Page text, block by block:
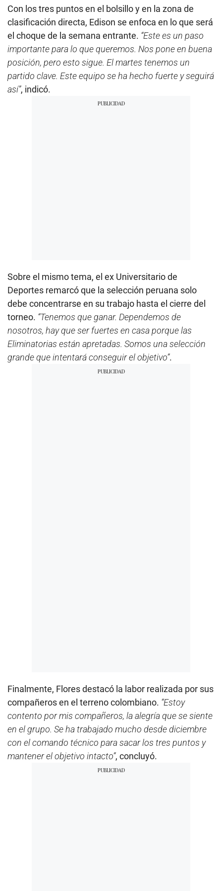
Con los tres puntos en el bolsillo y en la zona de
clasificación directa, Edison se enfoca en lo que será
el choque de la semana entrante. “Este es un paso
importante para lo que queremos. Nos pone en buena
posición, pero esto sigue. El martes tenemos un
partido clave. Este equipo se ha hecho fuerte y seguirá
así”, indicó.
Sobre el mismo tema, el ex Universitario de
Deportes remarcó que la selección peruana solo
debe concentrarse en su trabajo hasta el cierre del
torneo. “Tenemos que ganar. Dependemos de
nosotros, hay que ser fuertes en casa porque las
Eliminatorias están apretadas. Somos una selección
grande que intentará conseguir el objetivo”.
Finalmente, Flores destacó la labor realizada por sus
compañeros en el terreno colombiano. “Estoy
contento por mis compañeros, la alegría que se siente
en el grupo. Se ha trabajado mucho desde diciembre
con el comando técnico para sacar los tres puntos y
mantener el objetivo intacto”, concluyó.